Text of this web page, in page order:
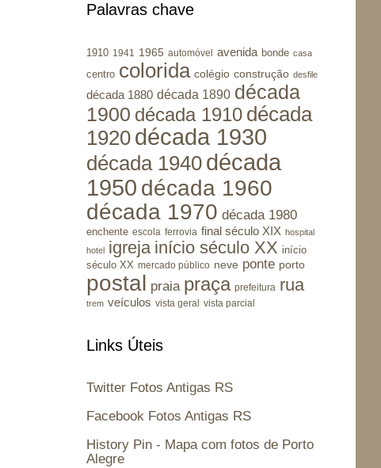
Palavras chave
1910 1941 1965 automóvel avenida bonde casa
centro colorida colégio construção desfile
década 1880 década 1890 década
1900 década 1910 década
1920 década 1930
década 1940 década
1950 década 1960
década 1970 década 1980
enchente escola ferrovia final século XIX hospital
hotel
igreja início século XX início
século XX mercado público neve ponte porto
postal praia praça prefeitura rua
trem veículos vista geral vista parcial
Links Úteis
Twitter Fotos Antigas RS
Facebook Fotos Antigas RS
History Pin - Mapa com fotos de Porto
Alegre